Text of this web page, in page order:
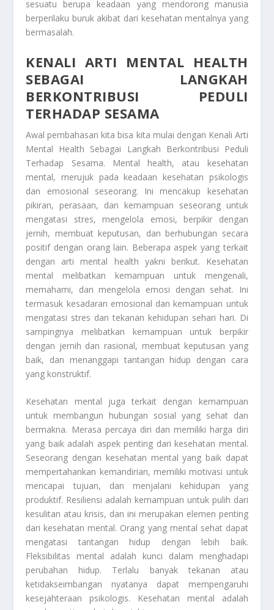
sesuatu berupa keadaan yang mendorong manusia
berperilaku buruk akibat dari kesehatan mentalnya yang
bermasalah.
KENALI ARTI MENTAL HEALTH
SEBAGAI LANGKAH
BERKONTRIBUSI PEDULI
TERHADAP SESAMA
Awal pembahasan kita bisa kita mulai dengan Kenali Arti
Mental Health Sebagai Langkah Berkontribusi Peduli
Terhadap Sesama. Mental health, atau kesehatan
mental, merujuk pada keadaan kesehatan psikologis
dan emosional seseorang. Ini mencakup kesehatan
pikiran, perasaan, dan kemampuan seseorang untuk
mengatasi stres, mengelola emosi, berpikir dengan
jernih, membuat keputusan, dan berhubungan secara
positif dengan orang lain. Beberapa aspek yang terkait
dengan arti mental health yakni berikut. Kesehatan
mental melibatkan kemampuan untuk mengenali,
memahami, dan mengelola emosi dengan sehat. Ini
termasuk kesadaran emosional dan kemampuan untuk
mengatasi stres dan tekanan kehidupan sehari hari. Di
sampingnya melibatkan kemampuan untuk berpikir
dengan jernih dan rasional, membuat keputusan yang
baik, dan menanggapi tantangan hidup dengan cara
yang konstruktif.
Kesehatan mental juga terkait dengan kemampuan
untuk membangun hubungan sosial yang sehat dan
bermakna. Merasa percaya diri dan memiliki harga diri
yang baik adalah aspek penting dari kesehatan mental.
Seseorang dengan kesehatan mental yang baik dapat
mempertahankan kemandirian, memiliki motivasi untuk
mencapai tujuan, dan menjalani kehidupan yang
produktif. Resiliensi adalah kemampuan untuk pulih dari
kesulitan atau krisis, dan ini merupakan elemen penting
dari kesehatan mental. Orang yang mental sehat dapat
mengatasi tantangan hidup dengan lebih baik.
Fleksibilitas mental adalah kunci dalam menghadapi
perubahan hidup. Terlalu banyak tekanan atau
ketidakseimbangan nyatanya dapat mempengaruhi
kesejahteraan psikologis. Kesehatan mental adalah